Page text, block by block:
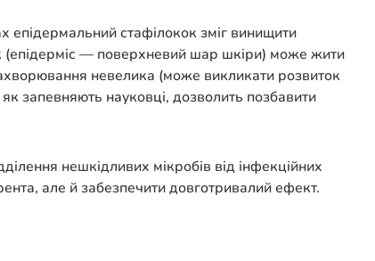
епідермальний стафілокок зміг винищити
(епідерміс — поверхневий шар шкіри) може жити
невелика (може викликати розвиток
запевняють науковці, дозволить позбавити
нешкідливих мікробів від інфекційних
але й забезпечити довготривалий ефект.